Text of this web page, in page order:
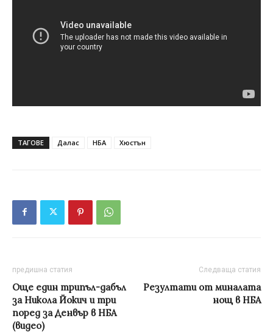
ТАГОВЕ Далас НБА Хюстън
предишна статия
Още един трипъл-дабъл
за Никола Йокич и три
поред за Денвър в НБА
(видео)
Следваща статия
Резултати от миналата
нощ в НБА